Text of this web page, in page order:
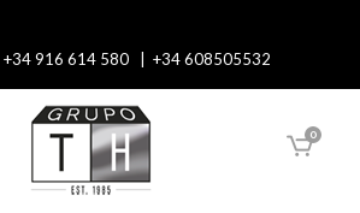
+34 916 614 580 | +34 608505532
0